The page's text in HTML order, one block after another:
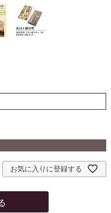
お気に入りに登録する